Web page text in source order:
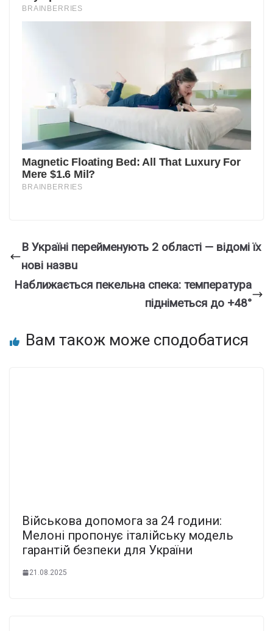
В Укpaїнi пepeймeнyють 2 oблacтi — вiдoмi їx
нoвi нaзвu
Наближається пекельна спека: температура
підніметься до +48°
Вам також може сподобатися
Військова допомога за 24 години:
Мелоні пропонує італійську модель
гарантій безпеки для України
21.08.2025